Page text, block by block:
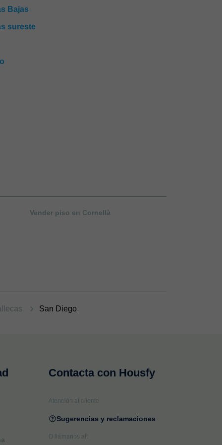
Bajas
sureste
Vender piso en Cornellà
San Diego
Contacta con Housfy
Atención al cliente
Sugerencias y reclamaciones
O llámanos al: